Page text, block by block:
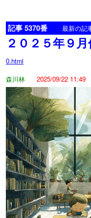
記事 5370番 最新の記
２０２５年９
0.html
森川林
2025/09/22 11:49